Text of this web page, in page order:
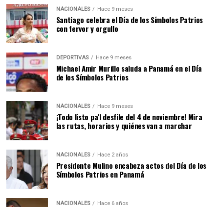
NACIONALES Hace 9 meses
Santiago celebra el Día de los Símbolos Patrios
con fervor y orgullo
DEPORTIVAS Hace 9 meses
Michael Amir Murillo saluda a Panamá en el Día
de los Símbolos Patrios
NACIONALES Hace 9 meses
¡Todo listo pa’l desfile del 4 de noviembre! Mira
las rutas, horarios y quiénes van a marchar
NACIONALES Hace 2 años
Presidente Mulino encabeza actos del Día de los
Símbolos Patrios en Panamá
NACIONALES Hace 6 años